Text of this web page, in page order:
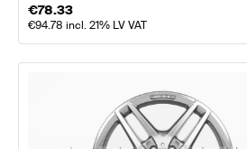
€78.33
€94.78 incl. 21% LV VAT